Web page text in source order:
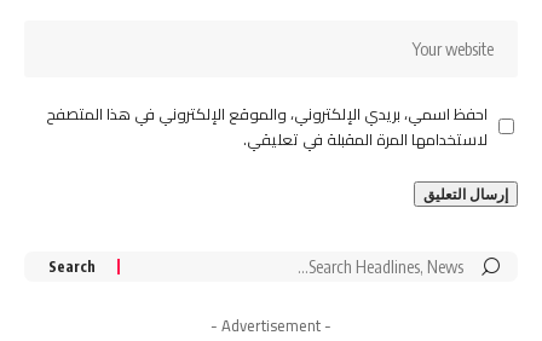
احفظ اسمي، بريدي الإلكتروني، والموقع الإلكتروني في هذا المتصفح
لاستخدامها المرة المقبلة في تعليقي.
Search
- Advertisement -